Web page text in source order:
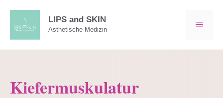
springen
LIPS and SKIN
Ästhetische Medizin
Kiefermuskulatur